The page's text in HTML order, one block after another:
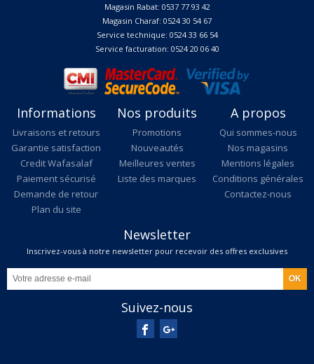
Magasin Rabat: 0537 77 93 42
Magasin Charaf: 0524 30 54 67
Service technique: 0524 33 66 54
Service facturation: 0524 20 06 40
Informations
Livraisons et retours
Garantie satisfaction
Credit Wafasalaf
Paiement sécurisé
Demande de retour
Plan du site
Nos produits
Promotions
Nouveautés
Meilleures ventes
Liste des marques
A propos
Qui sommes-nous
Nos magasins
Mentions légales
Conditions générales
Contactez-nous
Newsletter
Inscrivez-vous à notre newsletter pour recevoir des offres exclusives
Suivez-nous